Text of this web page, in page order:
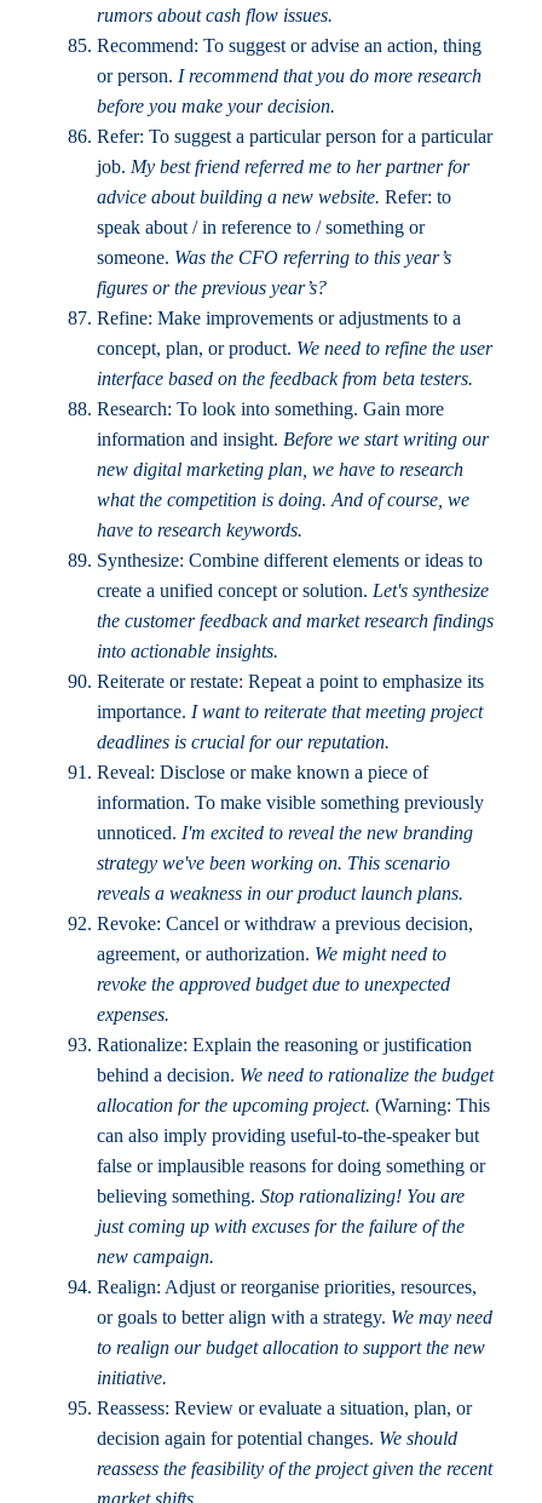
rumors about cash flow issues.
Recommend: To suggest or advise an action, thing
or person. I recommend that you do more research
before you make your decision.
Refer: To suggest a particular person for a particular
job. My best friend referred me to her partner for
advice about building a new website. Refer: to
speak about / in reference to / something or
someone. Was the CFO referring to this year’s
figures or the previous year’s?
Refine: Make improvements or adjustments to a
concept, plan, or product. We need to refine the user
interface based on the feedback from beta testers.
Research: To look into something. Gain more
information and insight. Before we start writing our
new digital marketing plan, we have to research
what the competition is doing. And of course, we
have to research keywords.
Synthesize: Combine different elements or ideas to
create a unified concept or solution. Let's synthesize
the customer feedback and market research findings
into actionable insights.
Reiterate or restate: Repeat a point to emphasize its
importance. I want to reiterate that meeting project
deadlines is crucial for our reputation.
Reveal: Disclose or make known a piece of
information. To make visible something previously
unnoticed. I'm excited to reveal the new branding
strategy we've been working on. This scenario
reveals a weakness in our product launch plans.
Revoke: Cancel or withdraw a previous decision,
agreement, or authorization. We might need to
revoke the approved budget due to unexpected
expenses.
Rationalize: Explain the reasoning or justification
behind a decision. We need to rationalize the budget
allocation for the upcoming project. (Warning: This
can also imply providing useful-to-the-speaker but
false or implausible reasons for doing something or
believing something. Stop rationalizing! You are
just coming up with excuses for the failure of the
new campaign.
Realign: Adjust or reorganise priorities, resources,
or goals to better align with a strategy. We may need
to realign our budget allocation to support the new
initiative.
Reassess: Review or evaluate a situation, plan, or
decision again for potential changes. We should
reassess the feasibility of the project given the recent
market shifts.